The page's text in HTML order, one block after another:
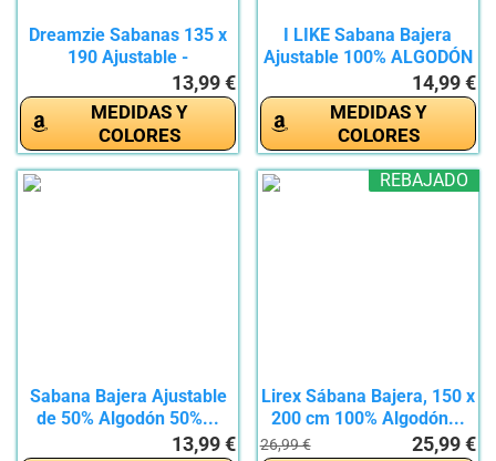
Dreamzie Sabanas 135 x
190 Ajustable -
Microfibra...13,99 €
MEDIDAS Y
COLORES
I LIKE Sabana Bajera
Ajustable 100% ALGODÓN
14,99 €
MEDIDAS Y
COLORES
Sabana Bajera Ajustable
de 50% Algodón 50%...
13,99 €
REBAJADO
Lirex Sábana Bajera, 150 x
200 cm 100% Algodón...
26,99 € 25,99 €